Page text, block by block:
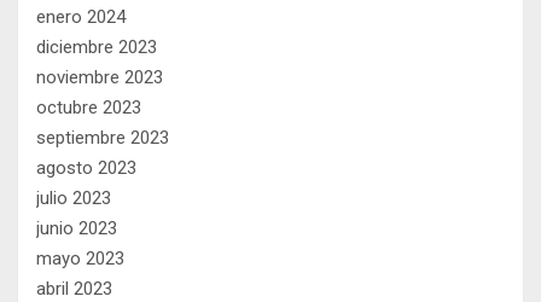
enero 2024
diciembre 2023
noviembre 2023
octubre 2023
septiembre 2023
agosto 2023
julio 2023
junio 2023
mayo 2023
abril 2023